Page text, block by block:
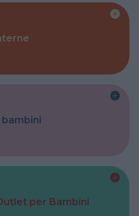
bambini
per Bambini